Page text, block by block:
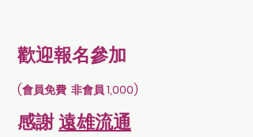
歡迎報名參加
(會員免費 非會員 1,000)
感謝遠雄流通